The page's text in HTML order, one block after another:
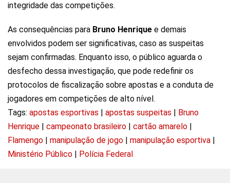
integridade das competições.
As consequências para Bruno Henrique e demais
envolvidos podem ser significativas, caso as suspeitas
sejam confirmadas. Enquanto isso, o público aguarda o
desfecho dessa investigação, que pode redefinir os
protocolos de fiscalização sobre apostas e a conduta de
jogadores em competições de alto nível.
Tags: apostas esportivas apostas suspeitas
Bruno
Henrique
campeonato brasileiro cartão amarelo
Flamengo
manipulação de jogo manipulação esportiva
Ministério Público
Polícia Federal